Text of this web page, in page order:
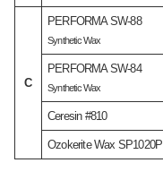
C
PERFORMA SW-88
Synthetic Wax
PERFORMA SW-84
Synthetic Wax
Ceresin #810
Ozokerite Wax SP1020P